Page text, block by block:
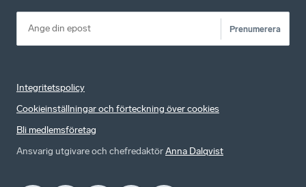
Prenumerera
Integritetspolicy
Cookieinställningar och förteckning över cookies
Bli medlemsföretag
Ansvarig utgivare och chefredaktörAnna Dalqvist